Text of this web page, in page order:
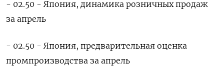
- 02.50 - Япония, динамика розничных продаж
за апрель
- 02.50 - Япония, предварительная оценка
промпроизводства за апрель